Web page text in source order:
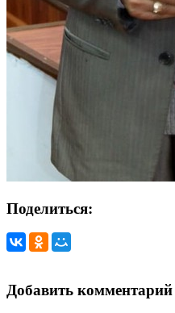
Поделиться:
Добавить комментарий